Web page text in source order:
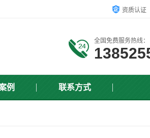
资质认证
全国免费服务热线：
例 联系方式